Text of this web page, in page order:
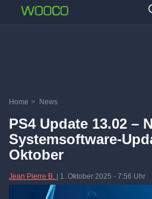
Home > News
PS4 Update 13.02 –
Systemsoftware-
Oktober
Jean Pierre B. 1. Oktober 2025 - 7:56 Uhr